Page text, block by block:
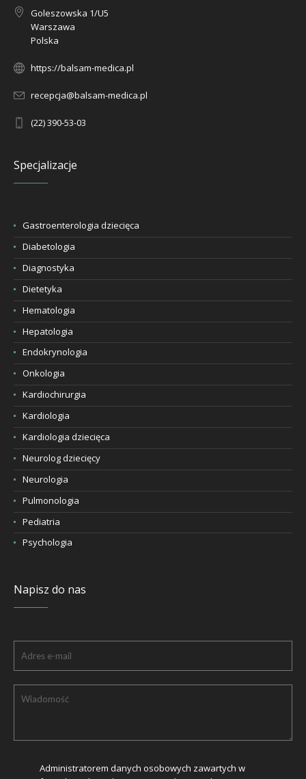
Goleszowska 1/U5
Warszawa
Polska
https://balsam-medica.pl
recepcja@balsam-medica.pl
(22) 390-53-03
Specjalizacje
Gastroenterologia dziecięca
Diabetologia
Diagnostyka
Dietetyka
Hematologia
Hepatologia
Endokrynologia
Onkologia
Kardiochirurgia
Kardiologia
Kardiologia dziecięca
Neurolog dziecięcy
Neurologia
Pulmonologia
Pediatria
Psychologia
Napisz do nas
Administratorem danych osobowych zawartych w